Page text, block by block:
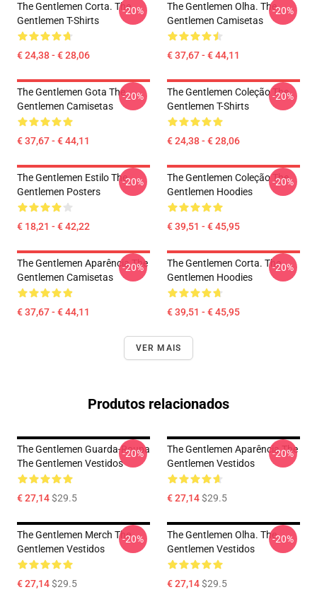
The Gentlemen Corta. The
Gentlemen T-Shirts
€ 24,38 - € 28,06
-20%
The Gentlemen Olha. The
Gentlemen Camisetas
€ 37,67 - € 44,11
-20%
The Gentlemen Gota The
Gentlemen Camisetas
€ 37,67 - € 44,11
-20%
The Gentlemen Coleção The
Gentlemen T-Shirts
€ 24,38 - € 28,06
-20%
The Gentlemen Estilo The
Gentlemen Posters
€ 18,21 - € 42,22
-20%
The Gentlemen Coleção The
Gentlemen Hoodies
€ 39,51 - € 45,95
-20%
The Gentlemen Aparência The
Gentlemen Camisetas
€ 37,67 - € 44,11
-20%
The Gentlemen Corta. The
Gentlemen Hoodies
€ 39,51 - € 45,95
-20%
VER MAIS
Produtos relacionados
The Gentlemen Guarda-Roupa
The Gentlemen Vestidos
€ 27,14$29.5
-20%
The Gentlemen Aparência The
Gentlemen Vestidos
€ 27,14$29.5
-20%
The Gentlemen Merch The
Gentlemen Vestidos
€ 27,14$29.5
-20%
The Gentlemen Olha. The
Gentlemen Vestidos
€ 27,14$29.5
-20%